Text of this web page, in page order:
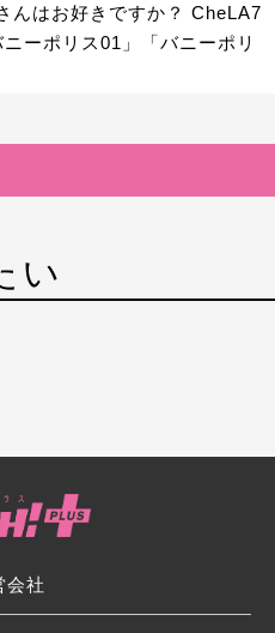
んはお好きですか？ CheLA7
ーポリス01」「バニーポリ
い
会社